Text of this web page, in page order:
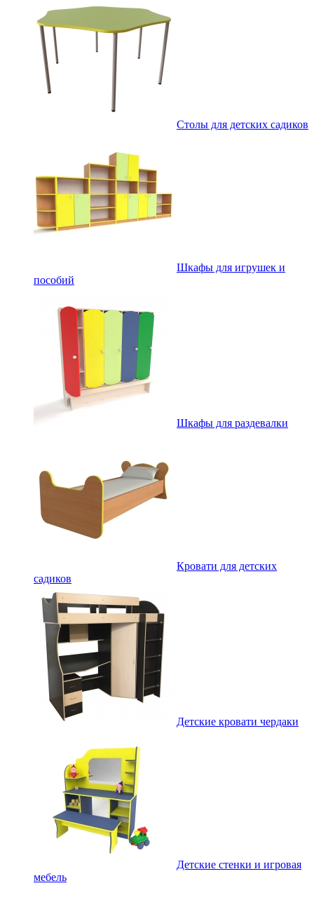
Столы для детских садиков
Шкафы для игрушек и
пособий
Шкафы для раздевалки
Кровати для детских
садиков
Детские кровати чердаки
Детские стенки и игровая
мебель